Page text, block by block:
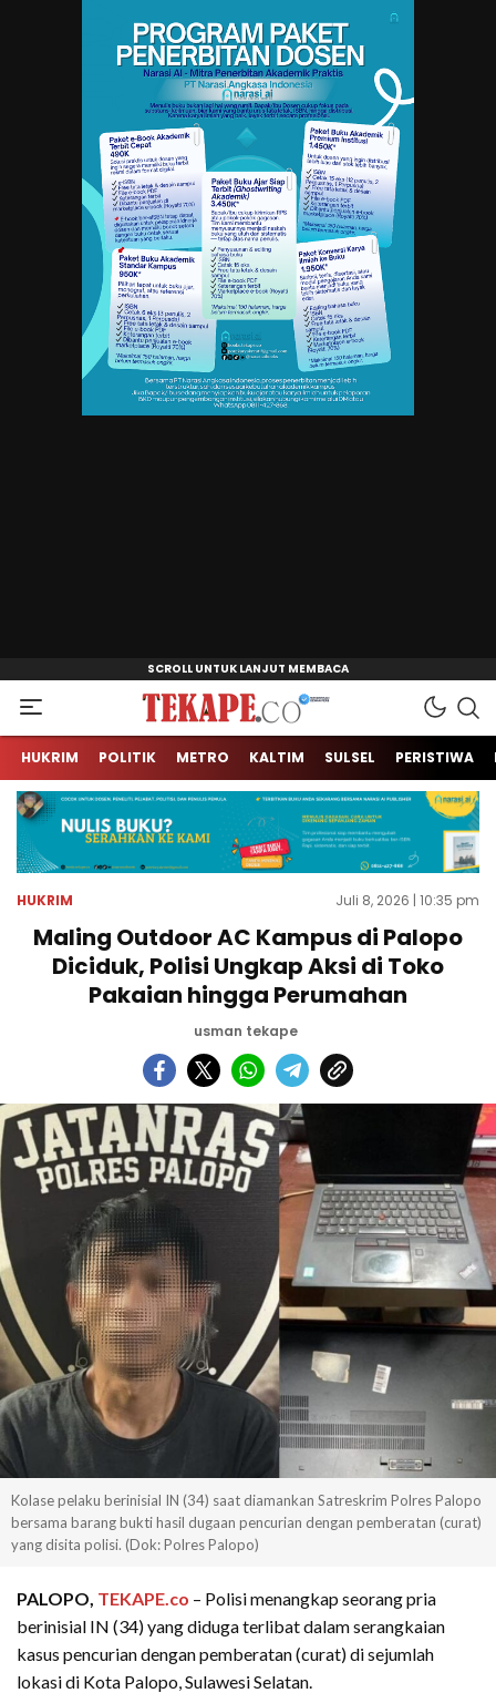
Tekape.co
Jendela Informasi Kita
HUKRIM POLITIK METRO KALTIM SULSEL PERISTIWA
HUKRIM Juli 8, 2026 | 10:35 pm
Maling Outdoor AC Kampus di Palopo
Diciduk, Polisi Ungkap Aksi di Toko
Pakaian hingga Perumahan
usman tekape
Kolase pelaku berinisial IN (34) saat diamankan Satreskrim Polres Palopo
bersama barang bukti hasil dugaan pencurian dengan pemberatan (curat)
yang disita polisi. (Dok: Polres Palopo)
PALOPO, TEKAPE.co – Polisi menangkap seorang pria
berinisial IN (34) yang diduga terlibat dalam serangkaian
kasus pencurian dengan pemberatan (curat) di sejumlah
lokasi di Kota Palopo, Sulawesi Selatan.